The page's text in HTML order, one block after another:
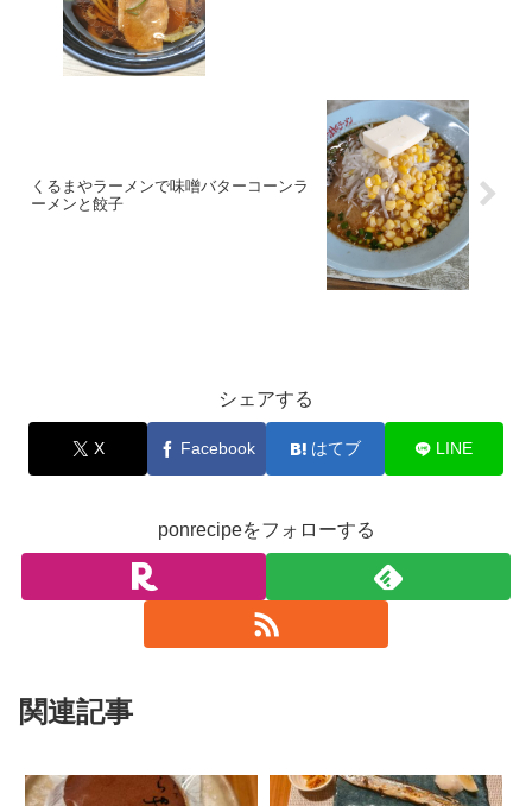
くるまやラーメンで味噌バターコーンラ
ーメンと餃子
シェアする
X Facebook はてブ LINE
ponrecipeをフォローする
関連記事